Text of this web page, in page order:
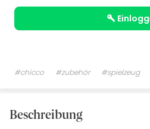
#chicco #zubehör #spielzeug
Beschreibung